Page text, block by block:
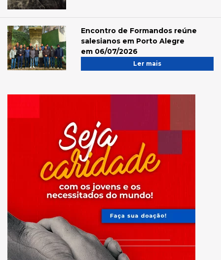
Encontro de Formandos reúne
salesianos em Porto Alegre
em 06/07/2026
Ler mais